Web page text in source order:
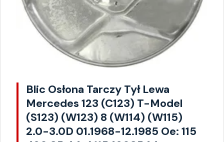
Blic Osłona Tarczy Tył Lewa
Mercedes 123 (C123) T-Model
(S123) (W123) 8 (W114) (W115)
2.0-3.0D 01.1968-12.1985 Oe: 115